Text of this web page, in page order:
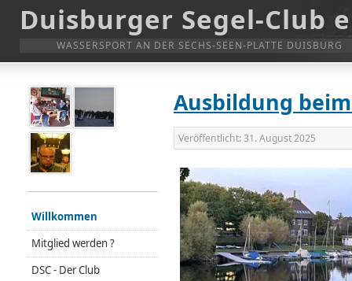
Duisburger Segel-Club
WASSERSPORT AN DER SECHS-SEEN-PLATTE DUISBURG
Ausbildung beim
Veröffentlicht: 31. August 2025
Willkommen
Mitglied werden ?
DSC - Der Club